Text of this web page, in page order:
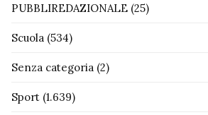
PUBBLIREDAZIONALE (25)
Scuola (534)
Senza categoria (2)
Sport (1.639)